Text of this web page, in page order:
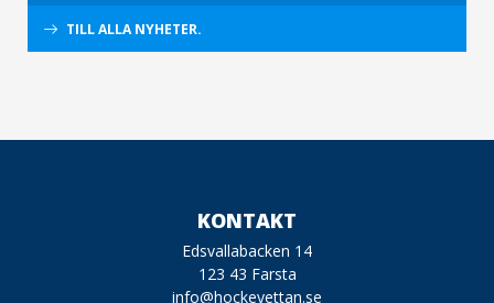
TILL ALLA NYHETER.
KONTAKT
Edsvallabacken 14
123 43 Farsta
info@hockeyettan.se